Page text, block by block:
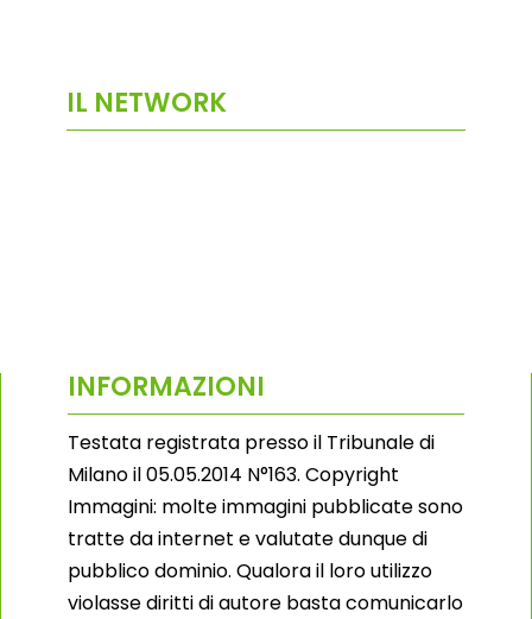
IL NETWORK
INFORMAZIONI
Testata registrata presso il Tribunale di
Milano il 05.05.2014 N°163. Copyright
Immagini: molte immagini pubblicate sono
tratte da internet e valutate dunque di
pubblico dominio. Qualora il loro utilizzo
violasse diritti di autore basta comunicarlo